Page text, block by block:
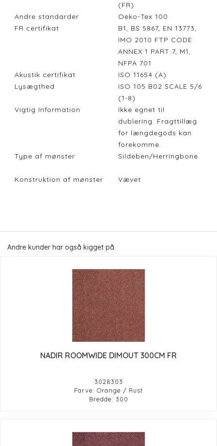
(FR)
Andre standarder
Oeko-Tex 100
FR certifikat
B1, BS 5867, EN 13773,
IMO 2010 FTP CODE
ANNEX 1 PART 7, M1,
NFPA 701
Akustik certifikat
ISO 11654 (A)
Lysægthed
ISO 105 B02 SCALE 5/6
(1-8)
Vigtig Information
Ikke egnet til
dublering. Fragttillæg
for længdegods kan
forekomme.
Type af mønster
Sildeben/Herringbone
Konstruktion af mønster Vævet
Andre kunder har også kigget på
NADIR ROOMWIDE DIMOUT 300CM FR
3028303
Farve: Orange / Rust
Bredde: 300